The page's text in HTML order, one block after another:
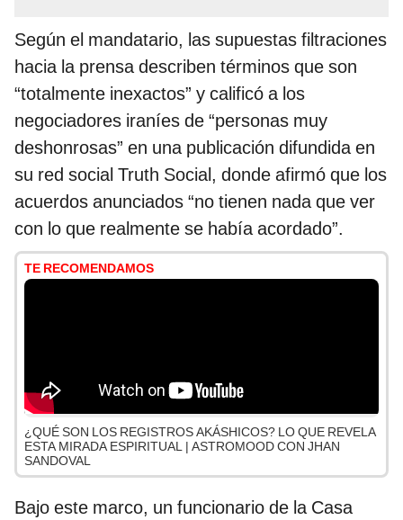
Según el mandatario, las supuestas filtraciones
hacia la prensa describen términos que son
“totalmente inexactos” y calificó a los
negociadores iraníes de “personas muy
deshonrosas” en una publicación difundida en
su red social Truth Social, donde afirmó que los
acuerdos anunciados “no tienen nada que ver
con lo que realmente se había acordado”.
TE RECOMENDAMOS
¿QUÉ SON LOS REGISTROS AKÁSHICOS? LO QUE REVELA
ESTA MIRADA ESPIRITUAL | ASTROMOOD CON JHAN
SANDOVAL
Bajo este marco, un funcionario de la Casa